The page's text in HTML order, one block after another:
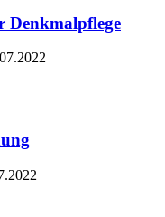
Denkmalpflege